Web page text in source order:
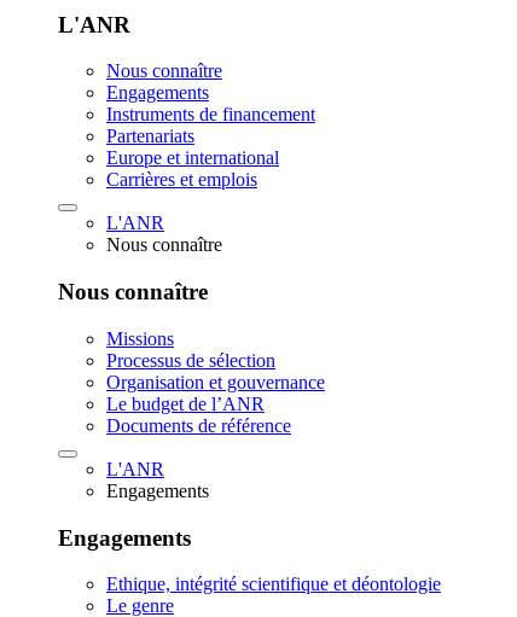
L'ANR
Nous connaître
Engagements
Instruments de financement
Partenariats
Europe et international
Carrières et emplois
L'ANR
Nous connaître
Nous connaître
Missions
Processus de sélection
Organisation et gouvernance
Le budget de l’ANR
Documents de référence
L'ANR
Engagements
Engagements
Ethique, intégrité scientifique et déontologie
Le genre